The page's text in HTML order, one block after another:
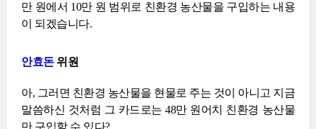
만 원에서 10만 원 범위로 친환경 농산물을 구입하는 내용
이 되겠습니다.
안효돈위원
아, 그러면 친환경 농산물을 현물로 주는 것이 아니고 지금
말씀하신 것처럼 그 카드로는 48만 원어치 친환경 농산물
만 구입할 수 있다?